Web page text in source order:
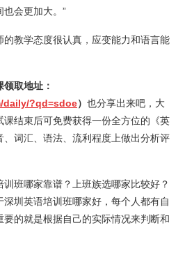
会更加大。”
教学态度很认真，应变能力和语言能
领取地址：
daily/?qd=sdoe） 也分享出来吧，大
结束后可免费获得一份全方位的《英
词汇、语法、流利程度上做出分析评
训班哪家靠谱？上班族选哪家比较好？
圳英语培训班哪家好，每个人都有自
的就是根据自己的实际情况来判断和